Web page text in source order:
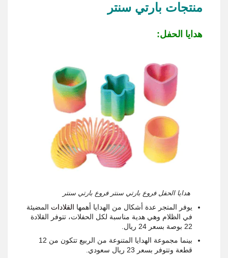
منتجات بارتي سنتر
هدايا الحفل:
هدايا الحفل فروع بارتي سنتر فروع بارتي سنتر
يوفر المتجر عدة أشكال من الهدايا أهمها القلادات المضيئة
في الظلام وهي هدية مناسبة لكل الحفلات، تتوفر القلادة
22 بوصة بسعر 24 ريال.
بينما مجموعة الهدايا المتنوعة من الربيع تتكون من 12
قطعة وتتوفر بسعر 23 ريال سعودي.